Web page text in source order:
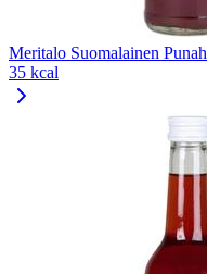
Meritalo Suomalainen
35 kcal